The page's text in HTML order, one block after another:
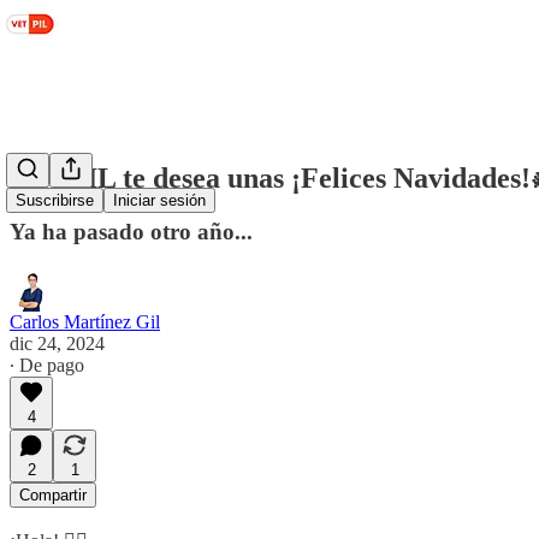
Suscribirse Iniciar sesión
VETPIL te desea unas ¡Felices
Ya ha pasado otro año...
Carlos Martínez Gil
dic 24, 2024
∙ De pago
4
2
1
Compartir